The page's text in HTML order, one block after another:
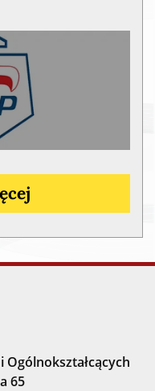
Ogólnokształcących
65